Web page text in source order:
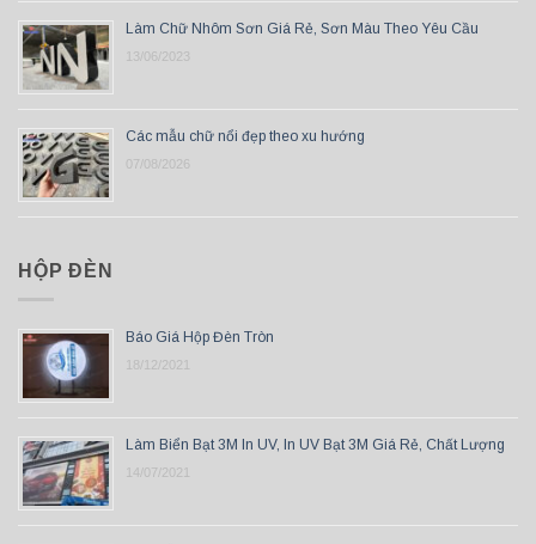
Làm Chữ Nhôm Sơn Giá Rẻ, Sơn Màu Theo Yêu Cầu
13/06/2023
Các mẫu chữ nổi đẹp theo xu hướng
07/08/2026
HỘP ĐÈN
Báo Giá Hộp Đèn Tròn
18/12/2021
Làm Biển Bạt 3M In UV, In UV Bạt 3M Giá Rẻ, Chất Lượng
14/07/2021